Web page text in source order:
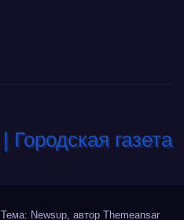
Тема: Newsup, автор Themeansar